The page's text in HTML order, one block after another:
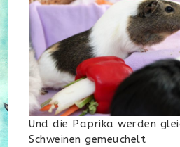
Und die Paprika werden
Schweinen gemeuchelt